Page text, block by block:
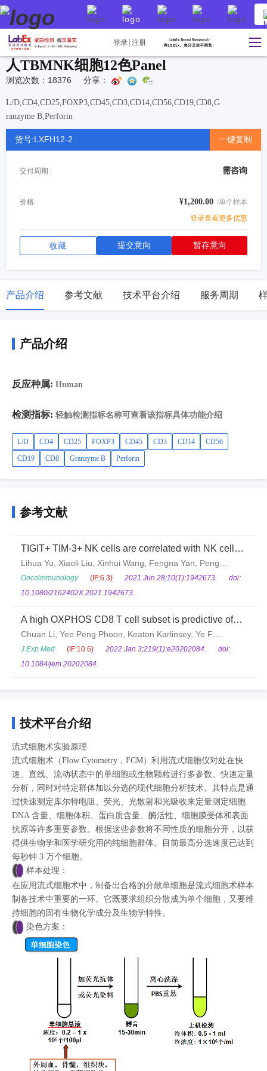
登录 注册
人TBMNK细胞12色Panel
浏览次数：18376 分享：
L/D,CD4,CD25,FOXP3,CD45,CD3,CD14,CD56,CD19,CD8,G
ranzyme B,Perforin
货号:LXFH12-2 一键复制
交付周期: 需咨询
价格: ¥1,200.00 /单个样本
登录查看更多优惠
收藏 提交意向 暂存意向
产品介绍 参考文献 技术平台介绍 服务周期
产品介绍
反应种属: Human
检测指标: 轻触检测指标名称可查看该指标具体功能介绍
L/D CD4 CD25 FOXP3 CD45 CD3 CD14
CD56
CD19
CD8 Granzyme B Perforin
参考文献
TIGIT+ TIM-3+ NK cells are correlated with NK cell
exhaustion and disease progression in patients with
hepatitis B virus‑related hepatocellular carcinoma
Lihua Yu, Xiaoli Liu, Xinhui Wang, Fengna Yan, Peng
Wang, Yuyong Jiang, Juan Du, Zhiyun Yang
Oncoimmunology (IF:6.3) 2021 Jun 28;10(1):1942673.
doi:
10.1080/2162402X.2021.1942673.
A high OXPHOS CD8 T cell subset is predictive of
immunotherapy resistance in melanoma patients
Chuan Li, Yee Peng Phoon, Keaton Karlinsey, Ye F
Tian, Samjhana Thapaliya, Angkana Thongkum, Lili
Qu, Alyssa Joyce Matz, Mark Cameron, Cheryl
Song, C Marcela Diaz-Montero, Banumathi
Cartwright, Annabelle Rodriguez, Christopher
J Exp Med (IF:10.6) 2022 Jan 3;219(1):e20202084.
doi:
10.1084/jem.20202084.
技术平台介绍
流式细胞术实验原理
流式细胞术（Flow Cytometry，FCM）利用流式细胞仪对处在快
速、直线、流动状态中的单细胞或生物颗粒进行多参数、快速定量
分析，同时对特定群体加以分选的现代细胞分析技术。其特点是通
过快速测定库尔特电阻、荧光、光散射和光吸收来定量测定细胞
DNA 含量、细胞体积、蛋白质含量、酶活性、细胞膜受体和表面
抗原等许多重要参数。根据这些参数将不同性质的细胞分开，以获
得供生物学和医学研究用的纯细胞群体。目前最高分选速度已达到
每秒钟 3 万个细胞。
样本处理：
在应用流式细胞术中，制备出合格的分散单细胞是流式细胞术样本
制备技术中重要的一环。它既要求组织分散成为单个细胞，又要维
持细胞的固有生物化学成分及生物学特性。
染色方案：